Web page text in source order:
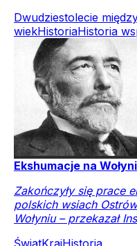
Dwudziestolecie
wiekHistoriaHistoria
Ekshumacje na
Zakończyły się prace
polskich wsiach
Wołyniu – przekazał
ŚwiatKrajHistoria